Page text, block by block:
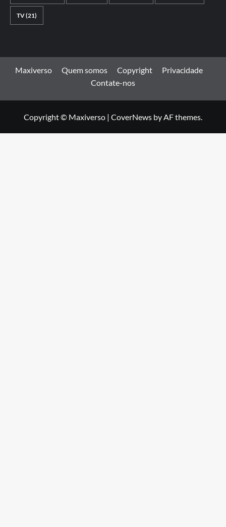
TV(21)
Maxiverso Quem somos Copyright
Privacidade
Contate-nos
Copyright © Maxiverso | CoverNews by AF themes.